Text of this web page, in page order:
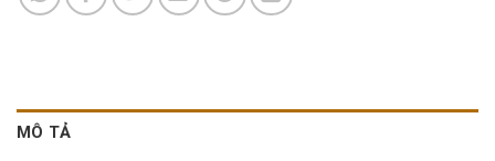
MÔ TẢ